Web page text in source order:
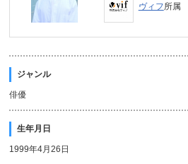
ヴィフ所属
ジャンル
俳優
生年月日
1999年4月26日